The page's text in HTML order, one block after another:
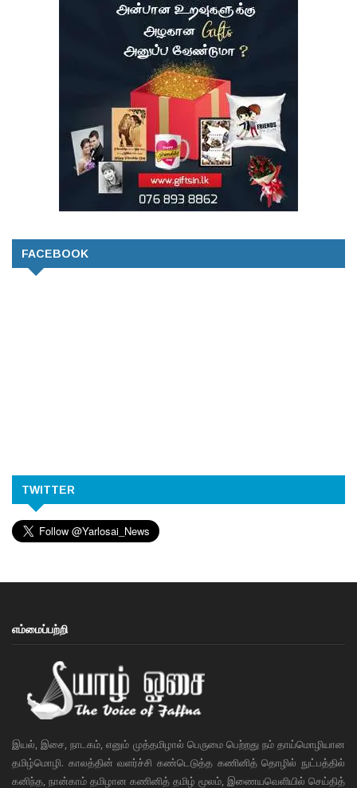
FACEBOOK
TWITTER
எம்மைப்பற்றி
இயல், இசை, நாடகம், எனும் முத்தமிழால் பெருமை பெற்றது நம் தாய்மொழியான
தமிழ்மொழி. காலத்தின் வளர்ச்சி கண்டெடுத்த கணினித் தொழில் நுட்பத்தில்
கனிந்த, நான்காம் தமிழான கணினித் தமிழ் மூலம், இணையவெளியில் செய்தித்